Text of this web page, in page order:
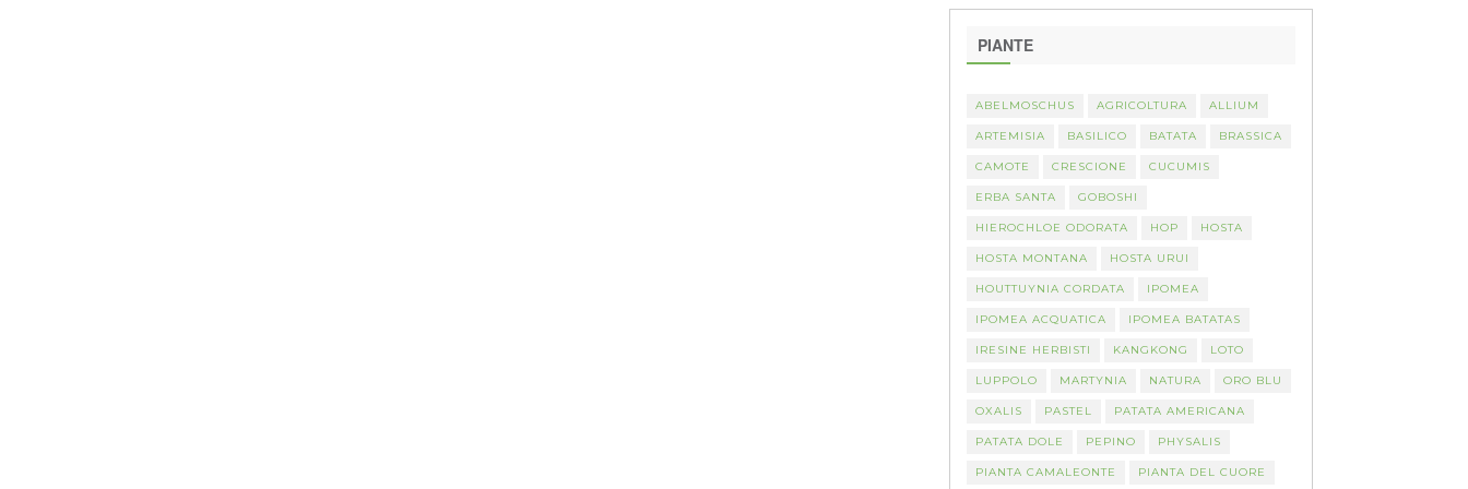
PIANTE
ABELMOSCHUS AGRICOLTURA ALLIUM
ARTEMISIA BASILICO BATATA BRASSICA
CAMOTE CRESCIONE CUCUMIS
ERBA SANTA GOBOSHI
HIEROCHLOE ODORATA HOP HOSTA
HOSTA MONTANA HOSTA URUI
HOUTTUYNIA CORDATA IPOMEA
IPOMEA ACQUATICA IPOMEA BATATAS
IRESINE HERBISTI KANGKONG LOTO
LUPPOLO MARTYNIA NATURA ORO BLU
OXALIS PASTEL PATATA AMERICANA
PATATA DOLE PEPINO PHYSALIS
PIANTA CAMALEONTE PIANTA DEL CUORE